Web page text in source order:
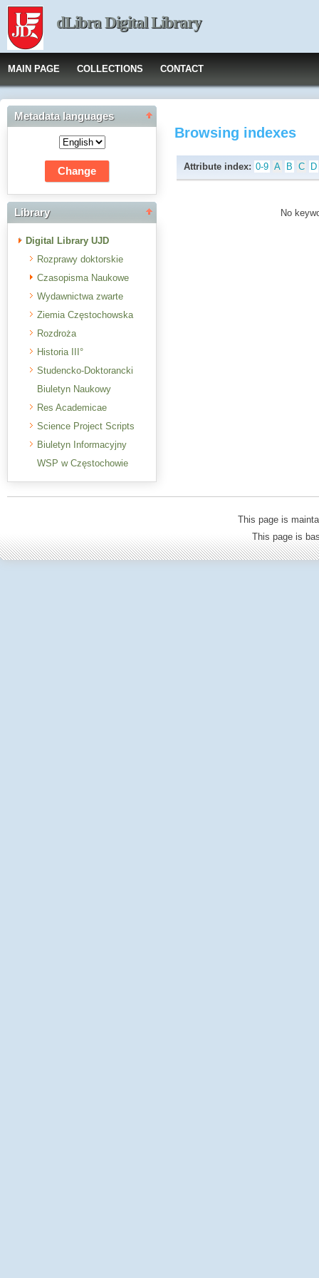
dLibra Digital Library
MAIN PAGE COLLECTIONS CONTACT
Metadata languages
Library
Digital Library UJD
Rozprawy doktorskie
Czasopisma Naukowe
Wydawnictwa zwarte
Ziemia Częstochowska
Rozdroża
Historia III°
Studencko-Doktorancki
Biuletyn Naukowy
Res Academicae
Science Project Scripts
Biuletyn Informacyjny
WSP w Częstochowie
Browsing indexes
Attribute index: 0-9 A B C D
No
This page is
This page is